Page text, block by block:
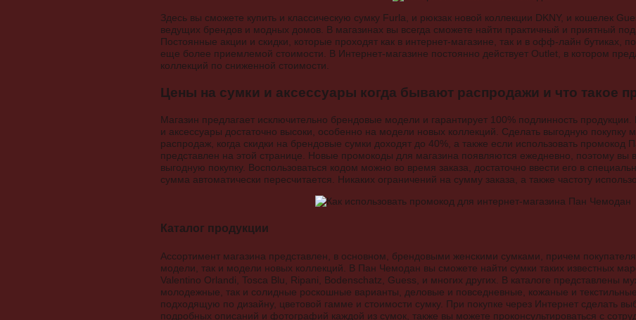
Здесь вы сможете купить и классическую сумку Furla, и рюкзак новой коллекции DKNY, и кошелек
ведущих брендов и модных домов. В магазинах вы всегда сможете найти практичный и приятный
Постоянные акции и скидки, которые проходят как в интернет-магазине, так и в офф-лайн бутиках,
еще более приемлемой стоимости. В Интернет-магазине постоянно действует Outlet, в котором
коллекций по сниженной стоимости.
Цены на сумки и аксессуары когда бывают распродажи и что такое
Магазин предлагает исключительно брендовые модели и гарантирует 100% подлинность
и аксессуары достаточно высоки, особенно на модели новых коллекций. Сделать выгодную покупку
распродаж, когда скидки на брендовые сумки доходят до 40%, а также если использовать промокод
представлен на этой странице. Новые промокоды для магазина появляются ежедневно, поэтому вы
выгодную покупку. Воспользоваться кодом можно во время заказа, достаточно ввести его в
сумма автоматически пересчитается. Никаких ограничений на сумму заказа, а также частоту
Каталог продукции
Ассортимент магазина представлен, в основном, брендовыми женскими сумками, причем
модели, так и модели новых коллекций. В Пан Чемодан вы сможете найти сумки таких известных
Valentino Orlandi, Tosca Blu, Ripani, Bodenschatz, Guess, и многих других. В каталоге представлены
молодежные, так и солидные роскошные варианты, деловые и повседневные, кожаные и
подходящую по дизайну, цветовой гамме и стоимости сумку. При покупке через Интернет сделать
подробных описаний и фотографий каждой из сумок, также вы можете проконсультироваться с